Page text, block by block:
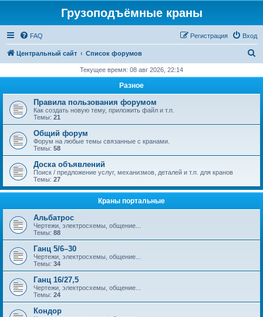
Грузоподъёмные краны
FAQ Вход
Регистрация
Центральный сайт Список форумов
с
Текущее время: 08 авг 2026, 22:14
Разное
Правила пользования форумом
Как создать новую тему, приложить файл и т.п.
Темы: 21
Общий форум
Форум на любые темы связанные с кранами.
Темы: 58
Доска объявлений
Поиск / предложение услуг, механизмов, деталей и т.п. для кранов
Темы: 27
Краны портальные
Альбатрос
Чертежи, электросхемы, общение...
Темы: 88
Ганц 5/6–30
Чертежи, электросхемы, общение...
Темы: 34
Ганц 16/27,5
Чертежи, электросхемы, общение...
Темы: 24
Кондор